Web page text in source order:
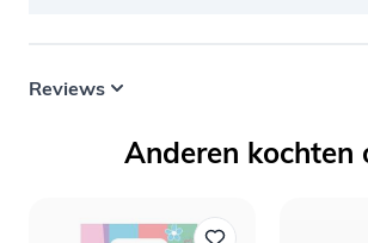
Reviews
Anderen kochten